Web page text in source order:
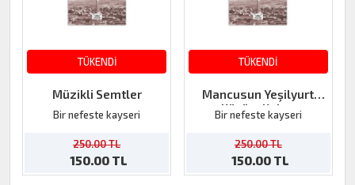
TÜKENDİ
Müzikli Semtler
Bir nefeste kayseri
250.00 TL
150.00 TL
TÜKENDİ
Mancusun Yeşilyurt
Köyüm Kalsa
Bir nefeste kayseri
250.00 TL
150.00 TL